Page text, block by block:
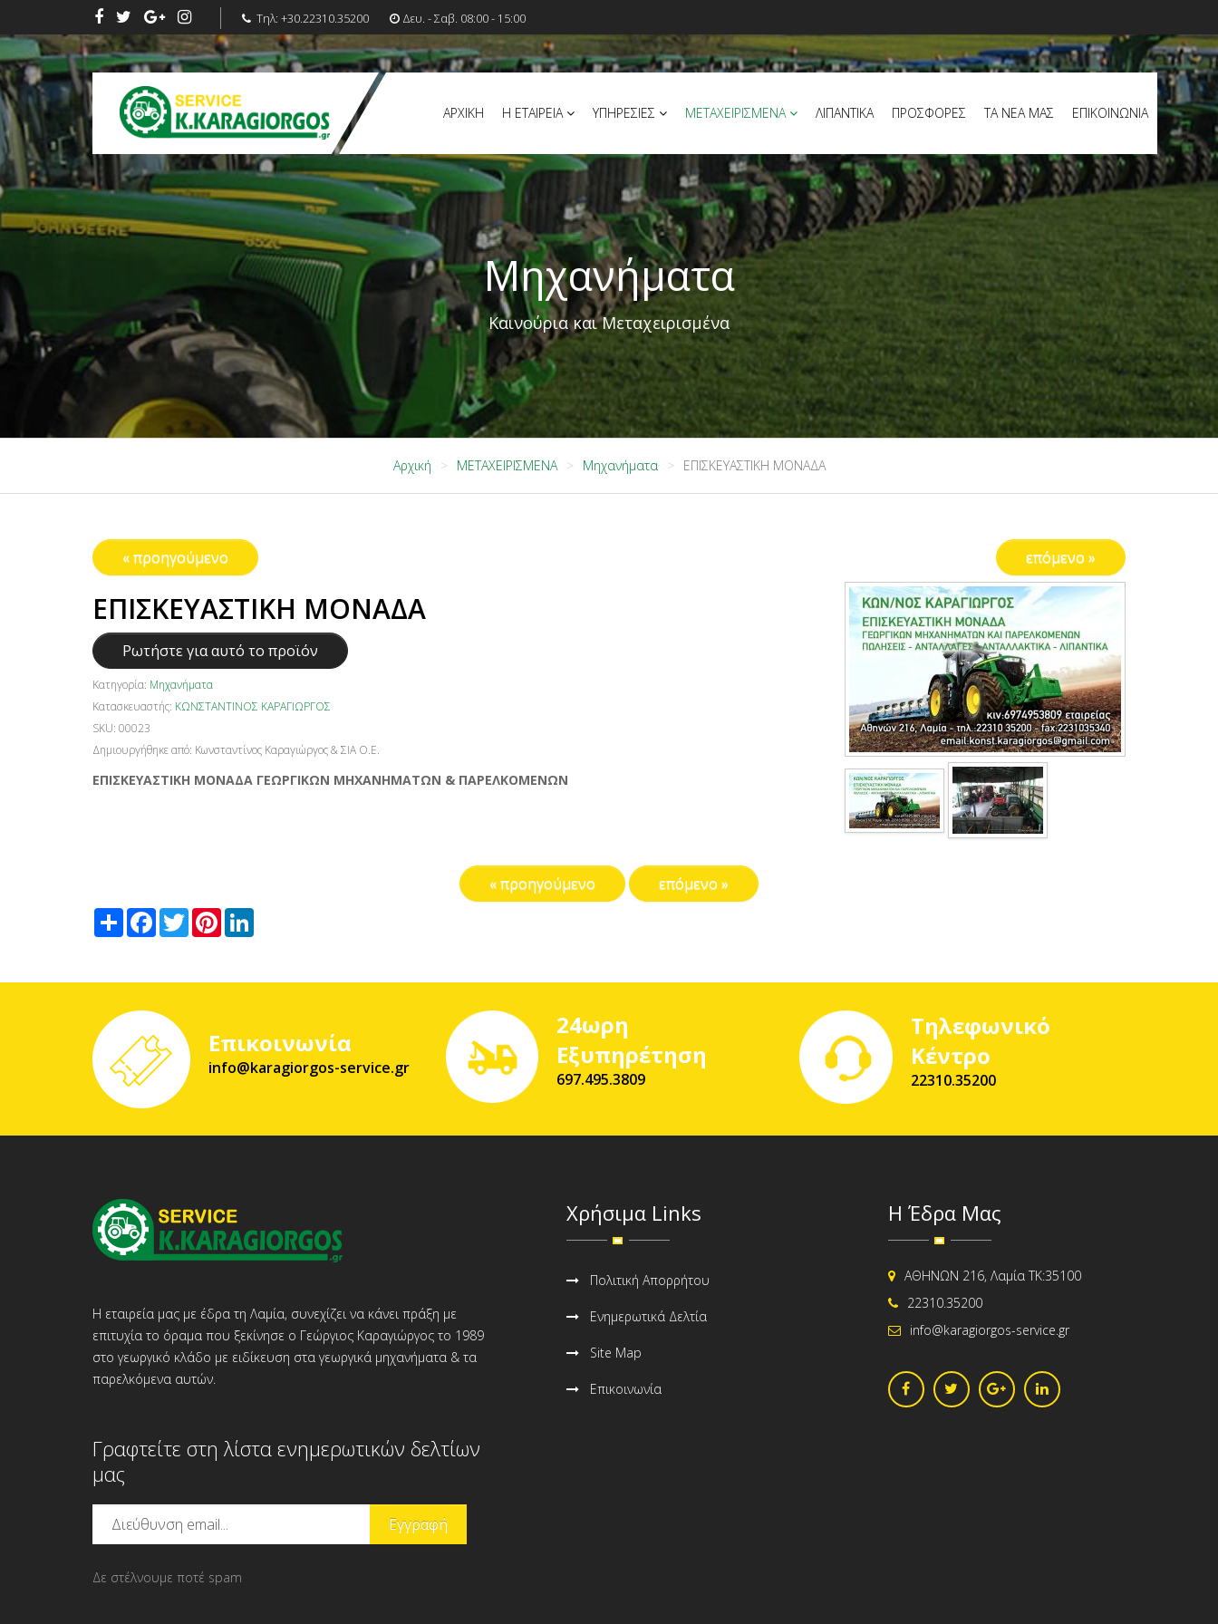
Τηλ: +30.22310.35200 Δευ. - Σαβ. 08:00 - 15:00
ΑΡΧΙΚΗ Η ΕΤΑΙΡΕΙΑ ΥΠΗΡΕΣΙΕΣ ΜΕΤΑΧΕΙΡΙΣΜΕΝΑ ΛΙΠΑΝΤΙΚΑ ΠΡΟΣΦΟΡΕΣ ΤΑ ΝΕΑ ΜΑΣ ΕΠΙΚΟΙΝΩΝΙΑ
Μηχανήματα
Καινούρια και Μεταχειρισμένα
Αρχική ΜΕΤΑΧΕΙΡΙΣΜΕΝΑ Μηχανήματα ΕΠΙΣΚΕΥΑΣΤΙΚΗ ΜΟΝΑΔΑ
« προηγούμενο επόμενο »
ΕΠΙΣΚΕΥΑΣΤΙΚΗ ΜΟΝΑΔΑ
Ρωτήστε για αυτό το προϊόν
Κατηγορία: Μηχανήματα
Κατασκευαστής: ΚΩΝΣΤΑΝΤΙΝΟΣ ΚΑΡΑΓΙΩΡΓΟΣ
SKU: 00023
Δημιουργήθηκε από: Κωνσταντίνος Καραγιώργος & ΣΙΑ Ο.Ε.
ΕΠΙΣΚΕΥΑΣΤΙΚΗ ΜΟΝΑΔΑ ΓΕΩΡΓΙΚΩΝ ΜΗΧΑΝΗΜΑΤΩΝ & ΠΑΡΕΛΚΟΜΕΝΩΝ
« προηγούμενο επόμενο »
ΑνταλλαγήFacebook
TwitterPinterest
Επικοινωνία
info@karagiorgos-service.gr
24ωρη
Εξυπηρέτηση
697.495.3809
Τηλεφωνικό
Κέντρο
22310.35200
Η εταιρεία μας με έδρα τη Λαμία, συνεχίζει να κάνει πράξη με
επιτυχία το όραμα που ξεκίνησε ο Γεώργιος Καραγιώργος το 1989
στο γεωργικό κλάδο με ειδίκευση στα γεωργικά μηχανήματα & τα
παρελκόμενα αυτών.
Γραφτείτε στη λίστα ενημερωτικών δελτίων
μας
Δε στέλνουμε ποτέ spam
Χρήσιμα Links
Πολιτική Απορρήτου
Ενημερωτικά Δελτία
Site Map
Επικοινωνία
Η Έδρα Μας
ΑΘΗΝΩΝ 216, Λαμία ΤΚ:35100
22310.35200
info@karagiorgos-service.gr